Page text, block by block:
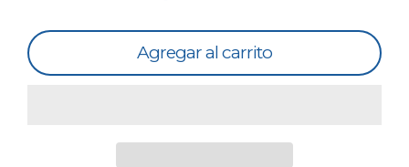
Agregar al carrito